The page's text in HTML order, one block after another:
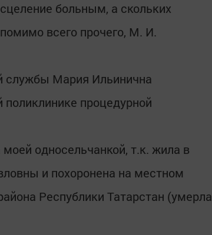
больным, а скольких
всего прочего, М. И.
службы Мария Ильинична
поликлинике процедурной
односельчанкой, т.к. жила в
и похоронена на местном
Республики Татарстан (умерла